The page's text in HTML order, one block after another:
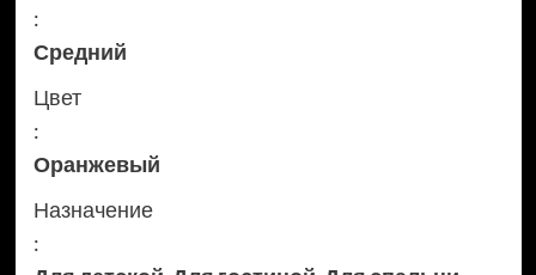
:
Средний
Цвет
:
Оранжевый
Назначение
: